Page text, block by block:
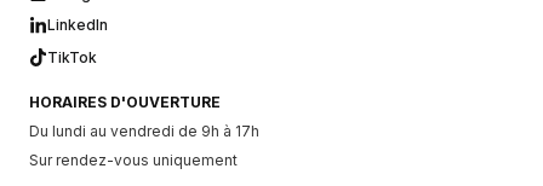
LinkedIn
TikTok
HORAIRES D'OUVERTURE
Du lundi au vendredi de 9h à 17h
Sur rendez-vous uniquement